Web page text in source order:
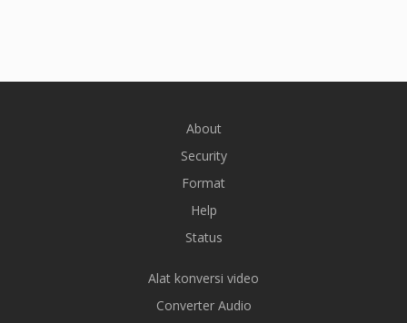
About
Security
Format
Help
Status
Alat konversi video
Converter Audio